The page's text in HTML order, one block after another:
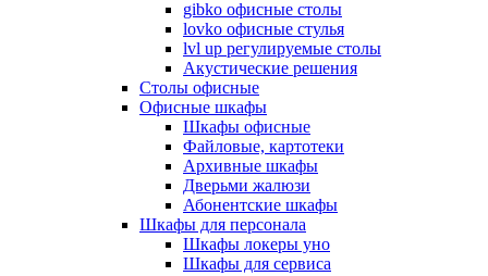
gibko офисные столы
lovko офисные стулья
lvl up регулируемые столы
Акустические решения
Столы офисные
Офисные шкафы
Шкафы офисные
Файловые, картотеки
Архивные шкафы
Дверьми жалюзи
Абонентские шкафы
Шкафы для персонала
Шкафы локеры уно
Шкафы для сервиса